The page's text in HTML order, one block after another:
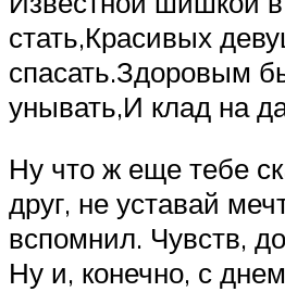
стать,Красивых
спасать.Здоровым
унывать,И клад на
Ну что ж еще тебе
друг, не уставай
вспомнил. Чувств,
Ну и, конечно, с